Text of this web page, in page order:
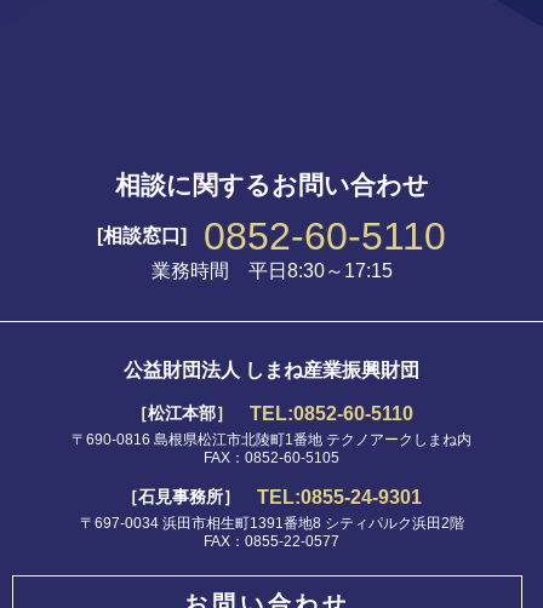
相談に関するお問い合わせ
[相談窓口] 0852-60-5110
業務時間 平日8:30～17:15
公益財団法人 しまね産業振興財団
［松江本部］ TEL:0852-60-5110
〒690-0816 島根県松江市北陵町1番地 テクノアークしまね内
FAX：0852-60-5105
［石見事務所］ TEL:0855-24-9301
〒697-0034 浜田市相生町1391番地8 シティパルク浜田2階
FAX：0855-22-0577